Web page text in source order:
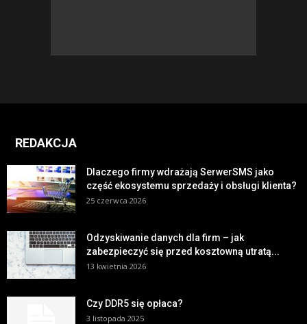
REDAKCJA
Dlaczego firmy wdrażają SerwerSMS jako
część ekosystemu sprzedaży i obsługi klienta?
25 czerwca 2026
Odzyskiwanie danych dla firm – jak
zabezpieczyć się przed kosztowną utratą...
13 kwietnia 2026
Czy DDR5 się opłaca?
3 listopada 2025